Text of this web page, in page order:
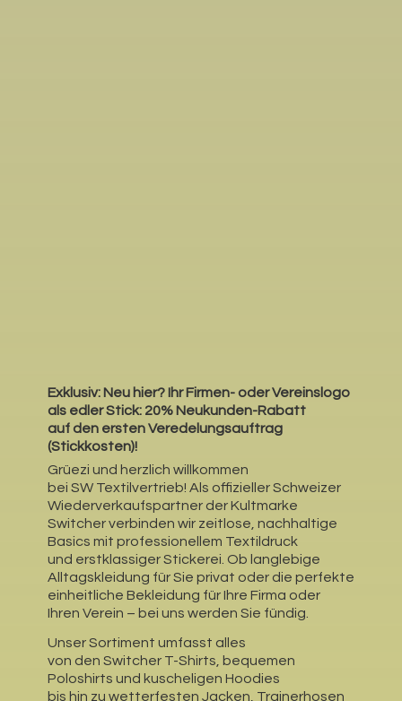
Exklusiv: Neu hier? Ihr Firmen- oder Vereinslogo
als edler Stick: 20% Neukunden-Rabatt
auf den ersten Veredelungsauftrag
(Stickkosten)!
Grüezi und herzlich willkommen
bei SW Textilvertrieb! Als offizieller Schweizer
Wiederverkaufspartner der Kultmarke
Switcher verbinden wir zeitlose, nachhaltige
Basics mit professionellem Textildruck
und erstklassiger Stickerei. Ob langlebige
Alltagskleidung für Sie privat oder die perfekte
einheitliche Bekleidung für Ihre Firma oder
Ihren Verein – bei uns werden Sie fündig.
Unser Sortiment umfasst alles
von den Switcher T-Shirts, bequemen
Poloshirts und kuscheligen Hoodies
bis hin zu wetterfesten Jacken, Trainerhosen